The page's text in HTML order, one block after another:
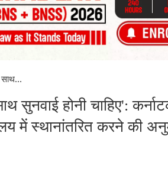
होनी चाहिए':
में स्थानांतरित करने की